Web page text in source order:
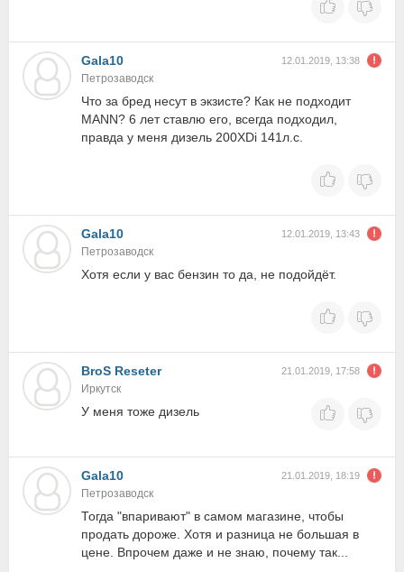
Gala10 12.01.2019, 13:38
Петрозаводск
Что за бред несут в экзисте? Как не подходит
MANN? 6 лет ставлю его, всегда подходил,
правда у меня дизель 200XDi 141л.с.
Gala10 12.01.2019, 13:43
Петрозаводск
Хотя если у вас бензин то да, не подойдёт.
BroS Reseter 21.01.2019, 17:58
Иркутск
У меня тоже дизель
Gala10 21.01.2019, 18:19
Петрозаводск
Тогда "впаривают" в самом магазине, чтобы
продать дороже. Хотя и разница не большая в
цене. Впрочем даже и не знаю, почему так...